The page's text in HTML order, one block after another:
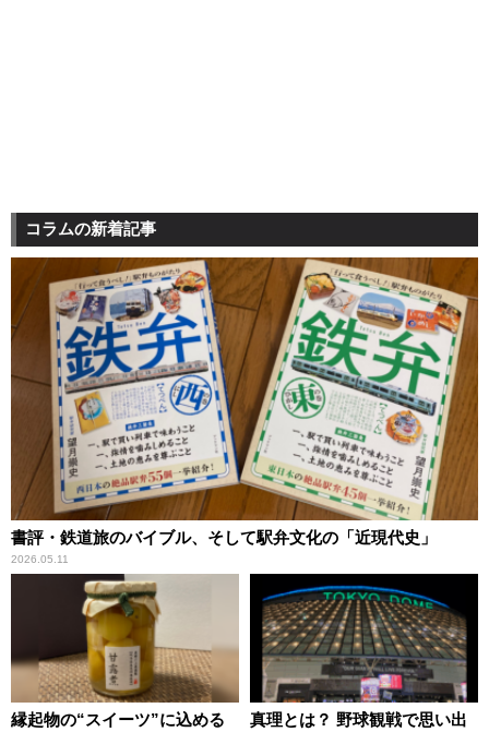
コラムの新着記事
書評・鉄道旅のバイブル、そして駅弁文化の「近現代史」
2026.05.11
縁起物の“スイーツ”に込める
真理とは？ 野球観戦で思い出